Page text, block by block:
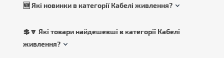
🆕 Які новинки в категорії Кабелі живлення?
💲🔽 Які товари найдешевші в категорії Кабелі
живлення?